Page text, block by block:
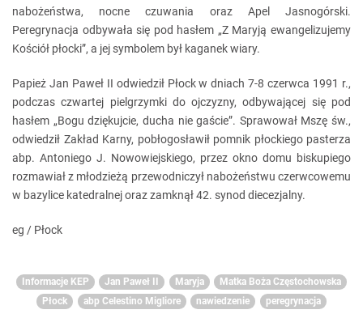
nabożeństwa, nocne czuwania oraz Apel Jasnogórski.
Peregrynacja odbywała się pod hasłem „Z Maryją ewangelizujemy
Kościół płocki”, a jej symbolem był kaganek wiary.
Papież Jan Paweł II odwiedził Płock w dniach 7-8 czerwca 1991 r.,
podczas czwartej pielgrzymki do ojczyzny, odbywającej się pod
hasłem „Bogu dziękujcie, ducha nie gaście”. Sprawował Mszę św.,
odwiedził Zakład Karny, pobłogosławił pomnik płockiego pasterza
abp. Antoniego J. Nowowiejskiego, przez okno domu biskupiego
rozmawiał z młodzieżą przewodniczył nabożeństwu czerwcowemu
w bazylice katedralnej oraz zamknął 42. synod diecezjalny.
eg / Płock
Informacje KEP Jan Paweł II Maryja
Matka Boża Częstochowska
Płock
abp Celestino Migliore nawiedzenie peregrynacja